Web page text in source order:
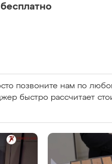
бесплатно
позвоните нам по
быстро рассчитает